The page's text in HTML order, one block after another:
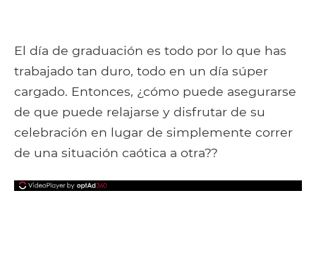
El día de graduación es todo por lo que has
trabajado tan duro, todo en un día súper
cargado. Entonces, ¿cómo puede asegurarse
de que puede relajarse y disfrutar de su
celebración en lugar de simplemente correr
de una situación caótica a otra??